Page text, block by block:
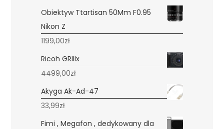
Obiektyw Ttartisan 50Mm F0.95
Nikon Z
1199,00zł
Ricoh GRIIIx
4499,00zł
Akyga Ak-Ad-47
33,99zł
Fimi , Megafon , dedykowany dla